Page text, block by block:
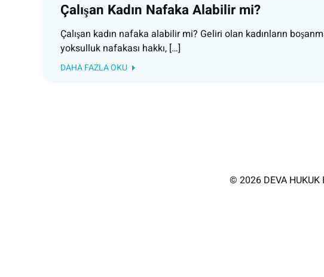
Çalışan Kadın Nafaka Alabilir mi?
Çalışan kadın nafaka alabilir mi? Geliri olan kadınların
yoksulluk nafakası hakkı, […]
DAHA FAZLA OKU
© 2026 DEVA